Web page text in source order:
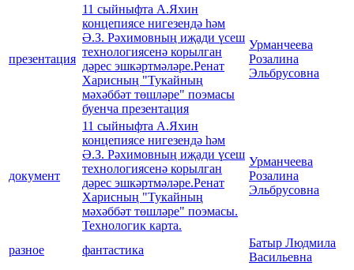
презентация
11 сыйныфта А.Яхин
концепиясе нигезендә һәм
Ә.З. Рәхимовның иҗади үсеш
технологиясенә корылган
дәрес эшкәртмәләре.Ренат
Харисның "Тукайның
мәхәббәт төшләре" поэмасы
буенча презентация
Урманчеева
Розалина
Эльбрусовна
документ
11 сыйныфта А.Яхин
концепиясе нигезендә һәм
Ә.З. Рәхимовның иҗади үсеш
технологиясенә корылган
дәрес эшкәртмәләре.Ренат
Харисның "Тукайның
мәхәббәт төшләре" поэмасы.
Технологик карта.
Урманчеева
Розалина
Эльбрусовна
разное фантастика
Батыр Людмила
Васильевна